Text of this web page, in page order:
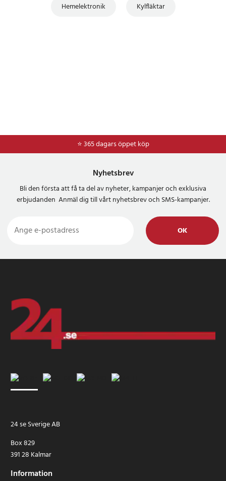
Hemelektronik Kylfläktar
⭐ 365 dagars öppet köp
⭐Frakt 49kr *
Nyhetsbrev
Bli den första att få ta del av nyheter, kampanjer och exklusiva
erbjudanden Anmäl dig till vårt nyhetsbrev och SMS-kampanjer.
OK
24 se Sverige AB
Box 829
391 28 Kalmar
Information